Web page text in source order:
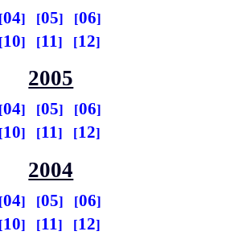
04 05
06
10 11 12
2005
04 05
06
10 11 12
2004
04 05
06
10 11 12